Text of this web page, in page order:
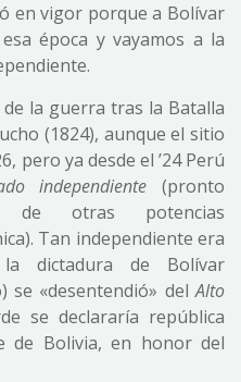
en vigor porque a Bolívar
época y vayamos a la
la guerra tras la Batalla
(1824), aunque el sitio
pero ya desde el ’24 Perú
independiente (pronto
de otras potencias
Tan independiente era
dictadura de Bolívar
se «desentendió» delAlto
se declararía república
de Bolivia, en honor del